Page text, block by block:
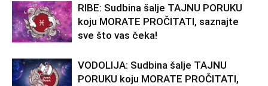
RIBE: Sudbina šalje TAJNU PORUKU
koju MORATE PROČITATI, saznajte
sve što vas čeka!
VODOLIJA: Sudbina šalje TAJNU
PORUKU koju MORATE PROČITATI,